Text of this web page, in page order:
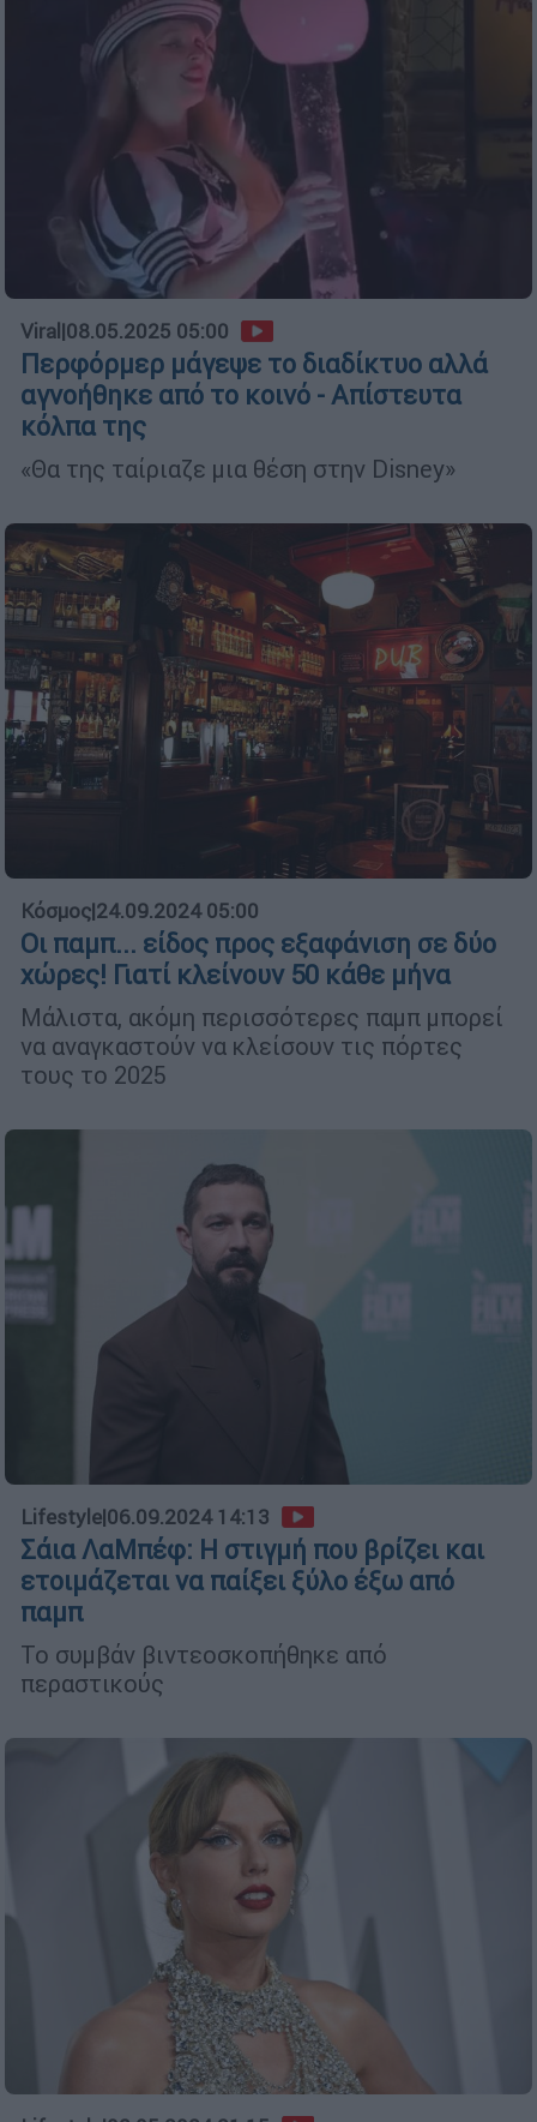
Viral|08.05.2025 05:00
Περφόρμερ μάγεψε το διαδίκτυο αλλά
αγνοήθηκε από το κοινό - Απίστευτα
κόλπα της
«Θα της ταίριαζε μια θέση στην Disney»
Κόσμος|24.09.2024 05:00
Οι παμπ... είδος προς εξαφάνιση σε δύο
χώρες! Γιατί κλείνουν 50 κάθε μήνα
Μάλιστα, ακόμη περισσότερες παμπ μπορεί
να αναγκαστούν να κλείσουν τις πόρτες
τους το 2025
Lifestyle|06.09.2024 14:13
Σάια ΛαΜπέφ: Η στιγμή που βρίζει και
ετοιμάζεται να παίξει ξύλο έξω από
παμπ
Το συμβάν βιντεοσκοπήθηκε από
περαστικούς